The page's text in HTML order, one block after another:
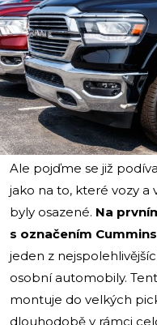
Ale pojďme se již
jako na to, které vozy a
byly osazené. Na
s označením
jeden z
osobní automobily.
montuje do velkých
dlouhodobě v rámci